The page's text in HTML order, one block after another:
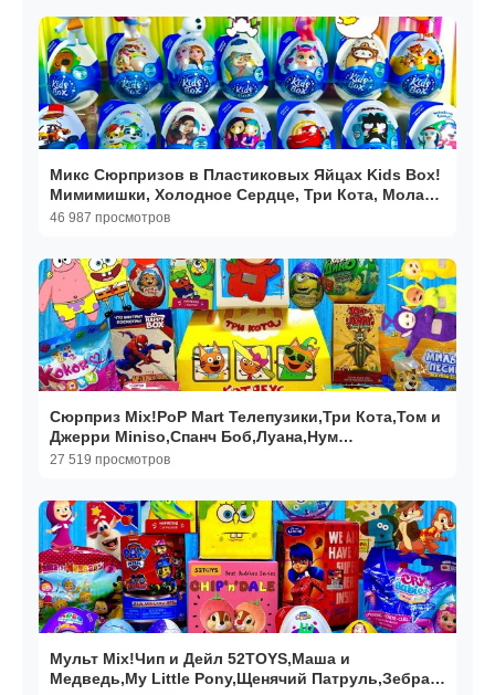
Микс Сюрпризов в Пластиковых Яйцах Kids Box!
Мимимишки, Холодное Сердце, Три Кота, Моланг,
Куроми
46 987 просмотров
Сюрприз Mix!PoP Mart Телепузики,Три Кота,Том и
Джерри Miniso,Спанч Боб,Луана,Нум
Номс,Человек Паук
27 519 просмотров
Мульт Mix!Чип и Дейл 52TOYS,Маша и
Медведь,My Little Pony,Щенячий Патруль,Зебра в